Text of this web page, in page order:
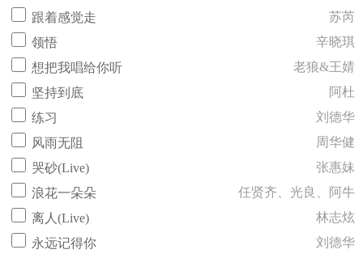
跟着感觉走
苏芮
领悟
辛晓琪
想把我唱给你听
老狼&王婧
坚持到底
阿杜
练习
刘德华
风雨无阻
周华健
哭砂(Live)
张惠妹
浪花一朵朵
任贤齐、光良、阿牛
离人(Live)
林志炫
永远记得你
刘德华